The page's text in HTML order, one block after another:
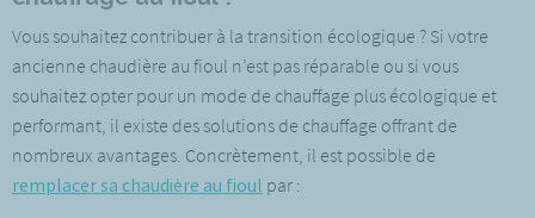
Vous souhaitez contribuer à la transition écologique ? Si votre
ancienne chaudière au fioul n’est pas réparable ou si vous
souhaitez opter pour un mode de chauffage plus écologique et
performant, il existe des solutions de chauffage offrant de
nombreux avantages. Concrètement, il est possible de
remplacer sa chaudière au fioul par :